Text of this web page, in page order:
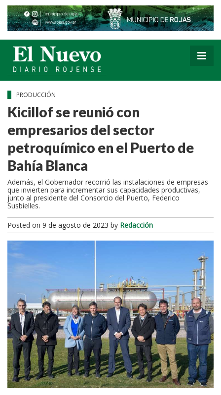
PRODUCCIÓN
Kicillof se reunió con
empresarios del sector
petroquímico en el Puerto de
Bahía Blanca
Además, el Gobernador recorrió las instalaciones de empresas
que invierten para incrementar sus capacidades productivas,
junto al presidente del Consorcio del Puerto, Federico
Susbielles.
Posted on 9 de agosto de 2023 by Redacción